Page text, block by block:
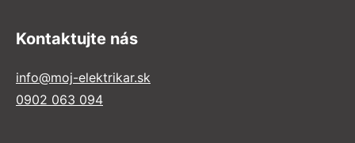
Kontaktujte nás
info@moj-elektrikar.sk
0902 063 094